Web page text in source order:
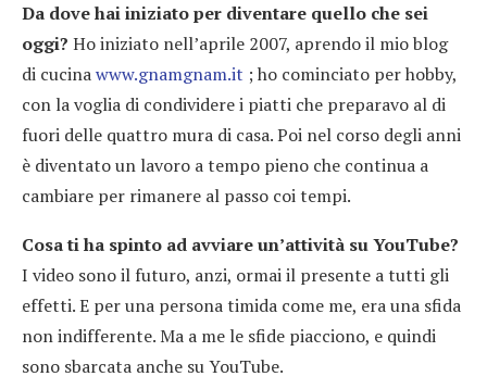
Da dove hai iniziato per diventare quello che sei
oggi? Ho iniziato nell’aprile 2007, aprendo il mio blog
di cucinawww.gnamgnam.it ; ho cominciato per hobby,
con la voglia di condividere i piatti che preparavo al di
fuori delle quattro mura di casa. Poi nel corso degli anni
è diventato un lavoro a tempo pieno che continua a
cambiare per rimanere al passo coi tempi.
Cosa ti ha spinto ad avviare un’attività su YouTube?
I video sono il futuro, anzi, ormai il presente a tutti gli
effetti. E per una persona timida come me, era una sfida
non indifferente. Ma a me le sfide piacciono, e quindi
sono sbarcata anche su YouTube.